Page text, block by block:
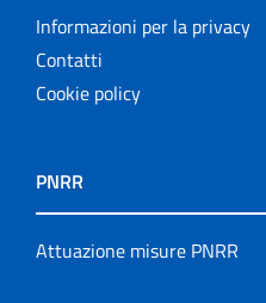
Informazioni per la privacy
Contatti
Cookie policy
PNRR
Attuazione misure PNRR